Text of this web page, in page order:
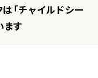
「チャイルドシー
ます